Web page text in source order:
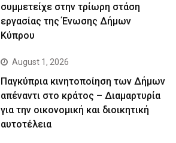
συμμετείχε στην τρίωρη στάση
εργασίας της Ένωσης Δήμων
Κύπρου
August 1, 2026
Παγκύπρια κινητοποίηση των Δήμων
απέναντι στο κράτος – Διαμαρτυρία
για την οικονομική και διοικητική
αυτοτέλεια